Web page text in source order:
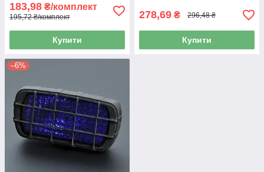
183,98 ₴/комплект
195,72 ₴/комплект
Купити
278,69 ₴ 296,48 ₴
Купити
–6%